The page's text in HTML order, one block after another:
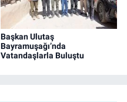
Başkan Ulutaş
Bayramuşağı’nda
Vatandaşlarla Buluştu